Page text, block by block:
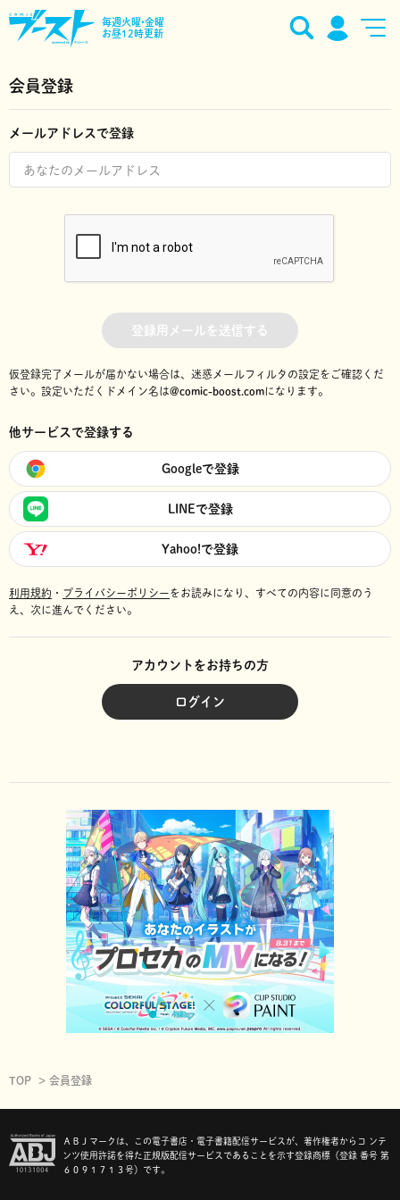
毎週火曜•金曜
お昼12時更新
会員登録
メールアドレスで登録
登録用メールを送信する
仮登録完了メールが届かない場合は、迷惑メールフィルタの設定をご確認くだ
さい。 設定いただくドメイン名は@comic-boost.comになります。
他サービスで登録する
Googleで登録
LINEで登録
Yahoo!で登録
利用規約 ・ プライバシーポリシーをお読みになり、 すべての内容に同意のう
え、次に進んでください。
アカウントをお持ちの方
ログイン
TOP 会員登録
ＡＢＪマークは、この電子書店・電子書籍配信サービスが、著作権者からコ ンテ
ンツ使用許諾を得た正規版配信サービスであることを示す登録商標（登録 番号 第
６０９１７１３号）です。